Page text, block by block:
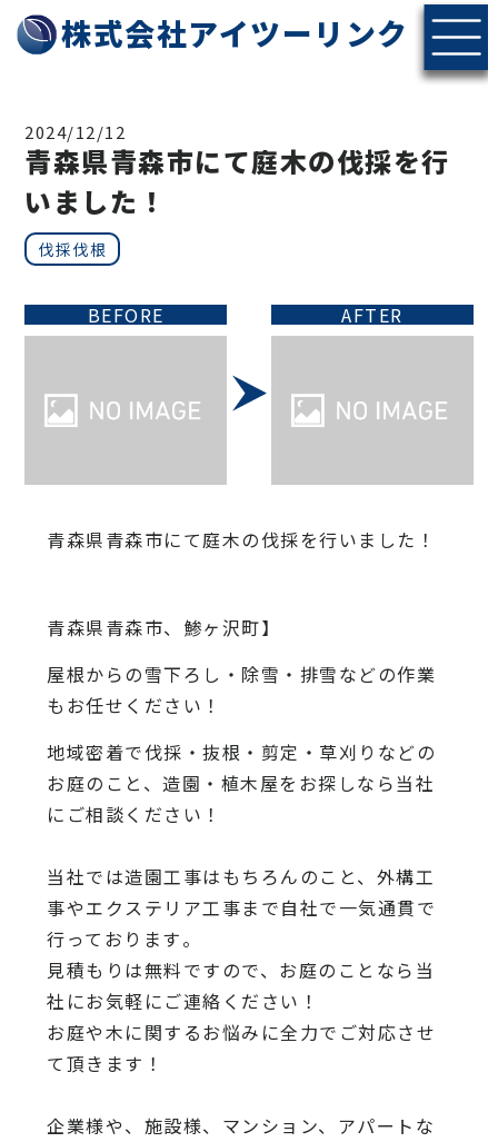
株式会社アイツーリンク
2024/12/12
青森県青森市にて庭木の伐採を行
いました！
伐採伐根
BEFORE AFTER
青森県青森市にて庭木の伐採を行いました！
青森県青森市、鯵ヶ沢町】
屋根からの雪下ろし・除雪・排雪などの作業
もお任せください！
地域密着で伐採・抜根・剪定・草刈りなどの
お庭のこと、造園・ 植木屋をお探しなら当社
にご相談ください！
当社では造園工事はもちろんのこと、 外構工
事やエクステリア工事まで自社で一気通貫で
行っております。
見積もりは無料ですので、 お庭のことなら当
社にお気軽にご連絡ください！
お庭や木に関するお悩みに全力でご対応させ
て頂きます！
企業様や、施設様、マンション、アパートな